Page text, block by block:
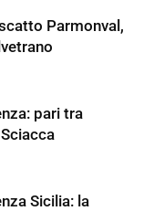
Parmonval,
pari tra
Sicilia: la